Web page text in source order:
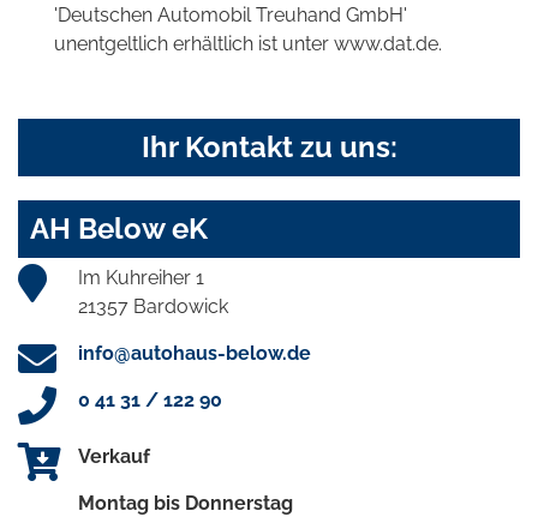
'Deutschen Automobil Treuhand GmbH'
unentgeltlich erhältlich ist unter www.dat.de.
Ihr Kontakt zu uns:
AH Below eK
Im Kuhreiher 1
21357 Bardowick
info@autohaus-below.de
0 41 31 / 122 90
Verkauf
Montag bis Donnerstag